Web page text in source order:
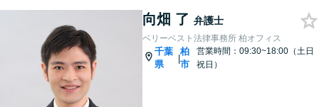
向畑 了 弁護士
ベリーベスト法律事務所 柏オフィス
千葉
県
|
柏
市
営業時間：09:30~18:00（土日
祝日）